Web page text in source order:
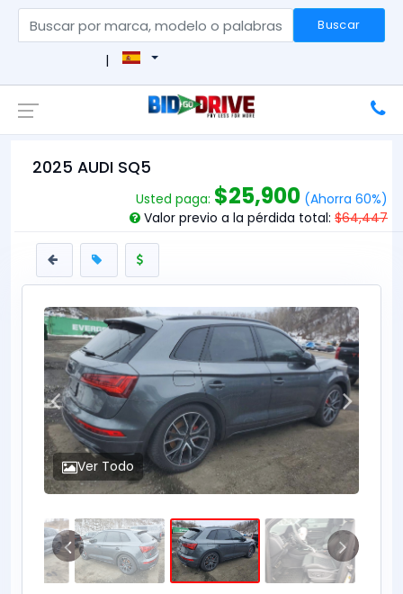
Buscar
|
2025 AUDI SQ5
Usted paga: $25,900 (Ahorra 60%)
Valor previo a la pérdida total: $64,447
Ver Todo